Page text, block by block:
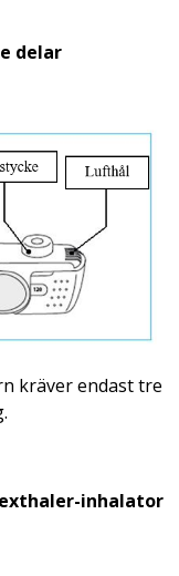
delar
kräver endast tre
inhalator